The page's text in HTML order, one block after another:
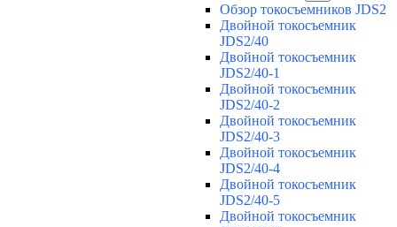
Обзор токосъемников JDS2
Двойной токосъемник
JDS2/40
Двойной токосъемник
JDS2/40-1
Двойной токосъемник
JDS2/40-2
Двойной токосъемник
JDS2/40-3
Двойной токосъемник
JDS2/40-4
Двойной токосъемник
JDS2/40-5
Двойной токосъемник